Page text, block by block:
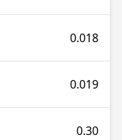
0.018
0.019
0.30